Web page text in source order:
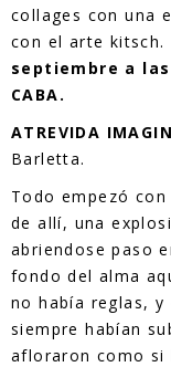
collages con una
con el arte kitsch.
septiembre a las
CABA.
ATREVIDA
Barletta.
Todo empezó
de allí, una
abriendose paso
fondo del alma
no había reglas, y
siempre habían
afloraron como si